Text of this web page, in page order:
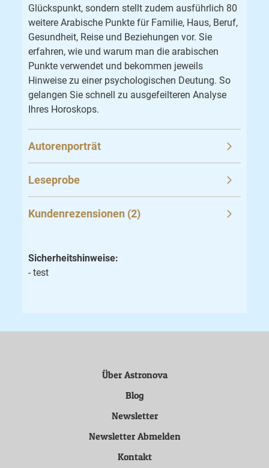
Glückspunkt, sondern stellt zudem ausführlich 80
weitere Arabische Punkte für Familie, Haus, Beruf,
Gesundheit, Reise und Beziehungen vor. Sie
erfahren, wie und warum man die arabischen
Punkte verwendet und bekommen jeweils
Hinweise zu einer psychologischen Deutung. So
gelangen Sie schnell zu ausgefeilteren Analyse
Ihres Horoskops.
Autorenporträt
Leseprobe
Kundenrezensionen (2)
Sicherheitshinweise:
- test
Über Astronova
Blog
Newsletter
Newsletter Abmelden
Kontakt